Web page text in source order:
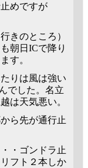
めですが
きのところ）
朝日ICで降り
す。
りは風は強い
でした。名立
は天気悪い。
ら先が通行止
・ゴンドラ止
フト２本しか